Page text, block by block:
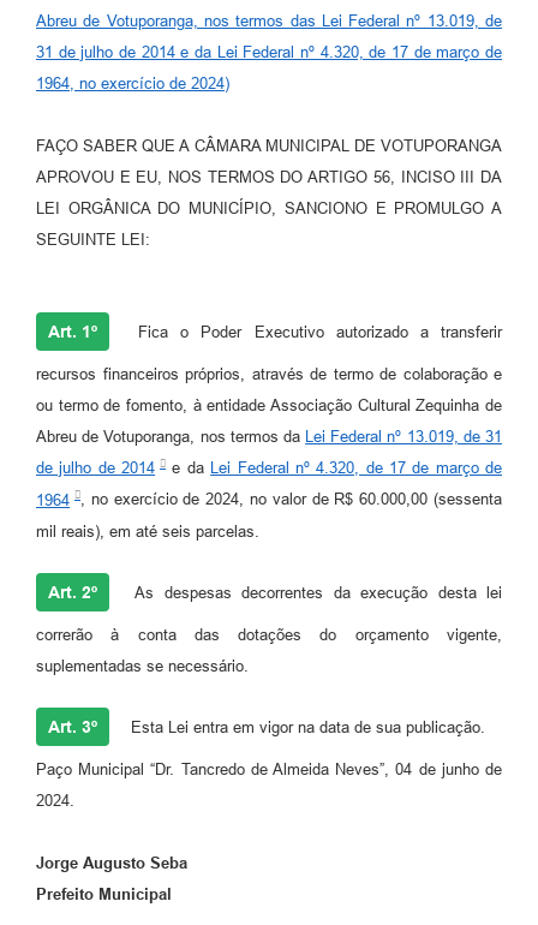
Editais
Links
Emprega
Agenda
Abreu de Votuporanga, nos termos das Lei Federal nº 13.019, de
31 de julho de 2014 e da Lei Federal nº 4.320, de 17 de março de
1964, no exercício de 2024)
FAÇO SABER QUE A CÂMARA MUNICIPAL DE VOTUPORANGA
APROVOU E EU, NOS TERMOS DO ARTIGO 56, INCISO III DA
LEI ORGÂNICA DO MUNICÍPIO, SANCIONO E PROMULGO A
SEGUINTE LEI:
Art. 1º Fica o Poder Executivo autorizado a transferir
recursos financeiros próprios, através de termo de colaboração e
ou termo de fomento, à entidade Associação Cultural Zequinha de
Abreu de Votuporanga, nos termos da
Lei Federal nº 13.019, de 31
de julho de 2014
e da Lei Federal nº 4.320, de 17 de março de
1964
, no exercício de 2024, no valor de R$ 60.000,00 (sessenta
mil reais), em até seis parcelas.
Art. 2º As despesas decorrentes da execução desta lei
correrão à conta das dotações do orçamento vigente,
suplementadas se necessário.
Art. 3º Esta Lei entra em vigor na data de sua publicação.
Paço Municipal “Dr. Tancredo de Almeida Neves”, 04 de junho de
2024.
Jorge Augusto Seba
Prefeito Municipal